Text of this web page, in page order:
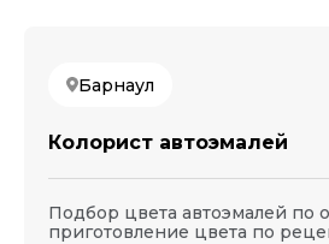
Барнаул
Колорист автоэмалей
Подбор цвета автоэмалей по
приготовление цвета по